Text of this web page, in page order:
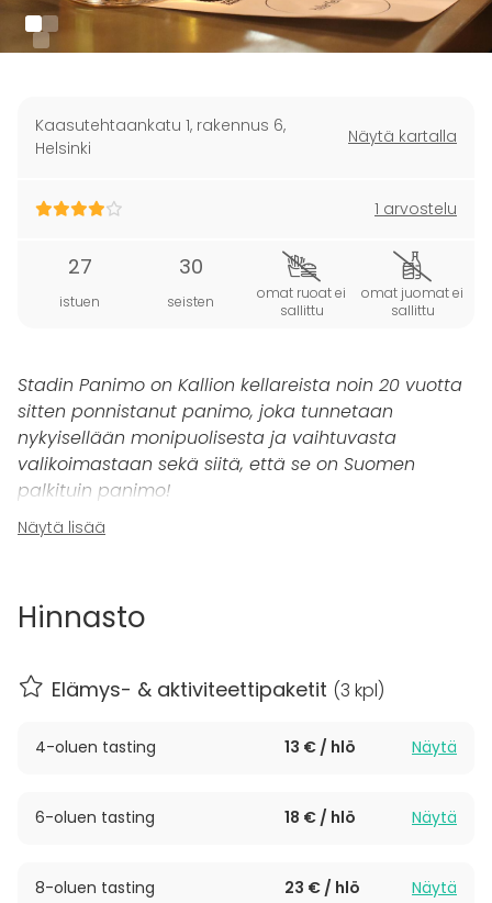
Kaasutehtaankatu 1, rakennus 6,
Helsinki
Näytä kartalla
1 arvostelu
27
istuen
30
seisten
omat ruoat ei
sallittu
omat juomat ei
sallittu
Stadin Panimo on Kallion kellareista noin 20 vuotta
sitten ponnistanut panimo, joka tunnetaan
nykyisellään monipuolisesta ja vaihtuvasta
valikoimastaan sekä siitä, että se on Suomen
palkituin panimo!
Yli 1000 erilaista olutta valmistanut pienpanimo
erilaisia yksityistilaisuuksia ja elämyksiä. Yksi
jossa osallistujat pääsevät maltaiselle makumatkalle
Stadin Panimon valikoimaan!
Olut-tasting järjestetään Stadin Panimon
kokonaisuuden eri vaihtoehdoistamme. 4, 6, tai 8
oluen tastingin aikana osallistujat pääsevät
eri oluisiin.
Näytä lisää
Hinnasto
Elämys- & aktiviteettipaketit (3 kpl)
4-oluen tasting 13 € / hlö Näytä
6-oluen tasting 18 € / hlö Näytä
8-oluen tasting 23 € / hlö Näytä